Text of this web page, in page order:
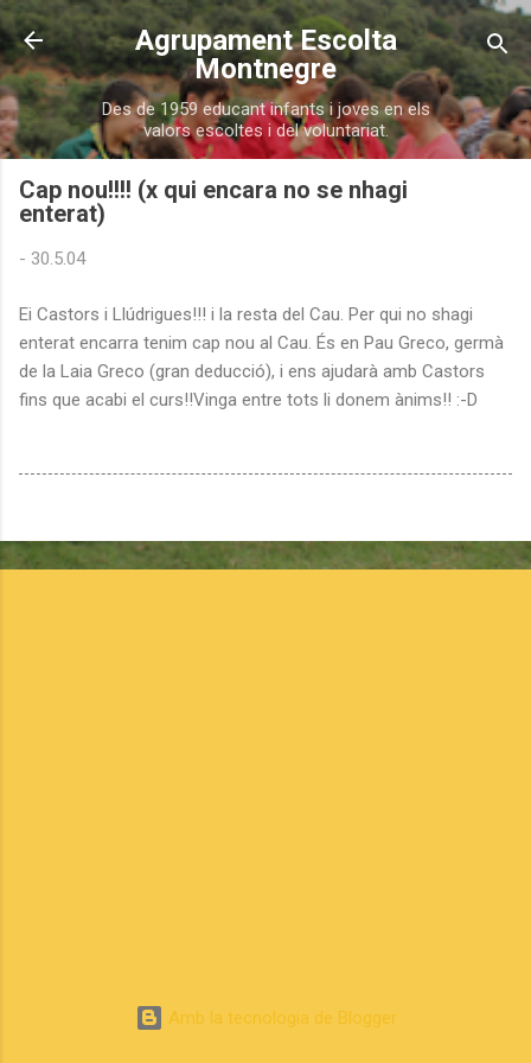
Salta al contingut principal
Agrupament Escolta
Montnegre
Des de 1959 educant infants i joves en els
valors escoltes i del voluntariat.
Cap nou!!!! (x qui encara no se nhagi
enterat)
- 30.5.04
Ei Castors i Llúdrigues!!! i la resta del Cau. Per qui no shagi
enterat encarra tenim cap nou al Cau. És en Pau Greco, germà
de la Laia Greco (gran deducció), i ens ajudarà amb Castors
fins que acabi el curs!!Vinga entre tots li donem ànims!! :-D
Amb la tecnologia de Blogger